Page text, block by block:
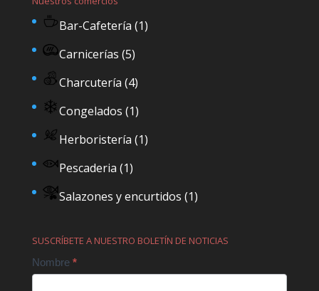
Bar-Cafetería (1)
Carnicerías (5)
Charcutería (4)
Congelados (1)
Herboristería (1)
Pescaderia (1)
Salazones y encurtidos (1)
SUSCRÍBETE A NUESTRO BOLETÍN DE NOTICIAS
Contact
Nombre *